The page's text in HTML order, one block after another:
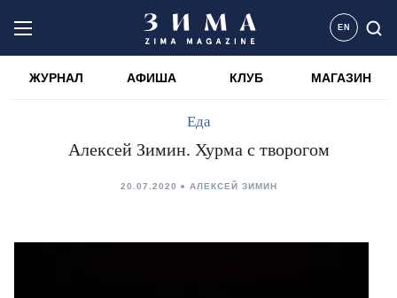
EN
ЖУРНАЛ АФИША КЛУБ МАГАЗИН
Еда
Алексей Зимин. Хурма с творогом
20.07.2020 АЛЕКСЕЙ ЗИМИН